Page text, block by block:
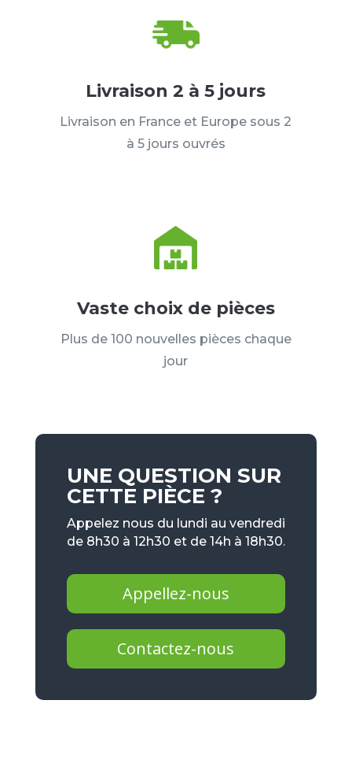
Livraison 2 à 5 jours
Livraison en France et Europe sous 2
à 5 jours ouvrés
Vaste choix de pièces
Plus de 100 nouvelles pièces chaque
jour
UNE QUESTION SUR
CETTE PIÈCE ?
Appelez nous du lundi au vendredi
de 8h30 à 12h30 et de 14h à 18h30.
Appellez-nous
Contactez-nous